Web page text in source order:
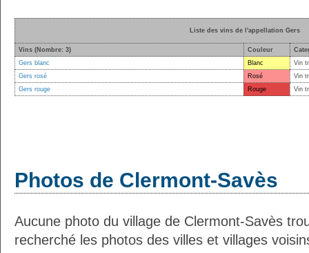
Liste des vins de l'appellation Gers
Vins (Nombre: 3) Couleur
Gers blanc
Blanc
Vin
Gers rosé
Rosé
Vin
Gers rouge
Rouge Vin
Photos de Clermont-Savès
Aucune photo du village de Clermont-Savès
recherché les photos des villes et villages